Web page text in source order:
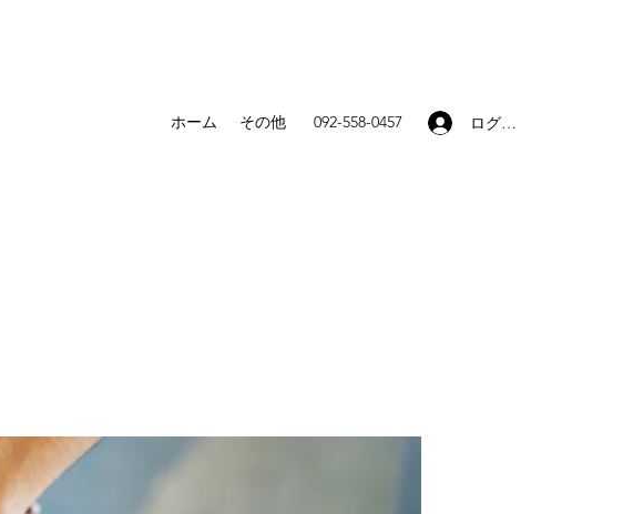
ホーム その他 092-558-0457 ログイン